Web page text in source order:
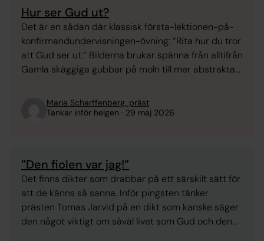
Hur ser Gud ut?
Det är en sådan där klassisk första-lektionen-på-
konfirmandundervisningen-övning: ”Rita hur du tror
att Gud ser ut.” Bilderna brukar spänna från alltifrån
Gamla skäggiga gubbar på moln till mer abstrakta
ljus. Ibland ett vakande öga eller en öppen famn.
Fast jag måste erkänna att bilden av Gud som en
Maria Scharffenberg, präst
Tankar inför helgen
29 maj 2026
”Den fiolen var jag!”
Det finns dikter som drabbar på ett särskilt sätt för
att de känns så sanna. Inför pingsten tänker
prästen Tomas Jarvid på en dikt som kanske säger
den något viktigt om såväl livet som Gud och den